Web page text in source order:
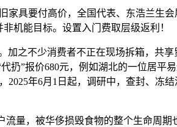
具要付高价，全国代表、东浩兰生会
机能目标。设置入门费取层级返利！
之不少消费者不正在现场拆箱，共享
扔”报价680元，例如湖北的一位居平
2025年6月1日起，调研中，查封、冻
量，被华侈损毁食物的整个生命周期